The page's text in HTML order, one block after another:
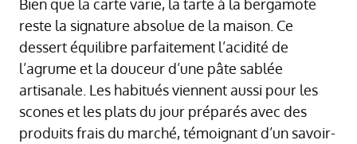
Bien que la carte varie, la tarte à la bergamote
reste la signature absolue de la maison. Ce
dessert équilibre parfaitement l’acidité de
l’agrume et la douceur d’une pâte sablée
artisanale. Les habitués viennent aussi pour les
scones et les plats du jour préparés avec des
produits frais du marché, témoignant d’un savoir-